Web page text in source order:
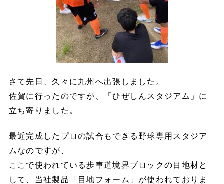
さて先日、久々に九州へ出張しました。
佐賀に行ったのですが、「ひぜしんスタジアム」に
立ち寄りました。
最近完成したプロの試合もできる野球専用スタジア
ムなのですが、
ここで使われている歩車道境界ブロックの目地材と
して、当社製品「目地フォーム」が使われておりま